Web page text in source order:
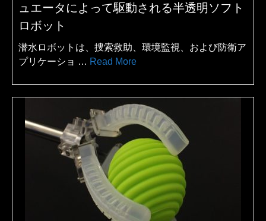
ュエータによって駆動される半透明ソフト
ロボット
潜水ロボットは、捜索救助、環境監視、および防衛ア
プリケーショ … Read More